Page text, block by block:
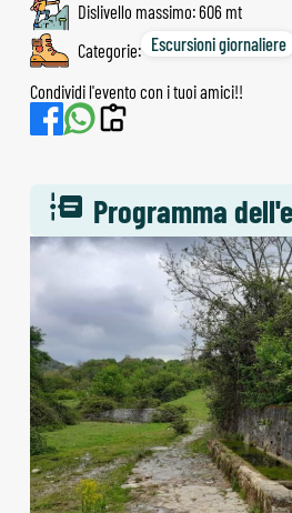
Programma
Dislivello massimo: 606 mt
Categorie: Escursioni giornaliere
Condividi l'evento con i tuoi amici!!